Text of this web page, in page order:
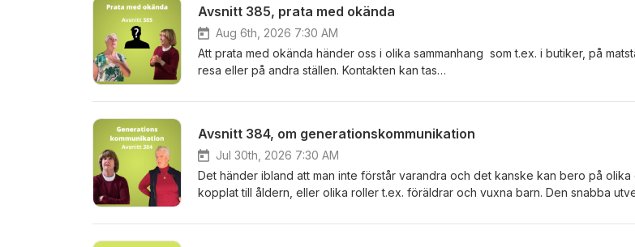
Avsnitt 385, prata med okända
Aug 6th, 2026 7:30 AM
Att prata med okända händer oss i olika sammanhang som t.ex. i butiker, på
resa eller på andra ställen. Kontakten kan tas
och givande med nya kontakter även om det bara är för stunden. Hur ofta
Avsnitt 384, om generationskommunikation
Jul 30th, 2026 7:30 AM
Det händer ibland att man inte förstår varandra och det kanske kan bero på
kopplat till åldern, eller olika roller t.ex. föräldrar och vuxna barn. Den snabba
kommunikationen. Hur hanterar du generationskommunikation?